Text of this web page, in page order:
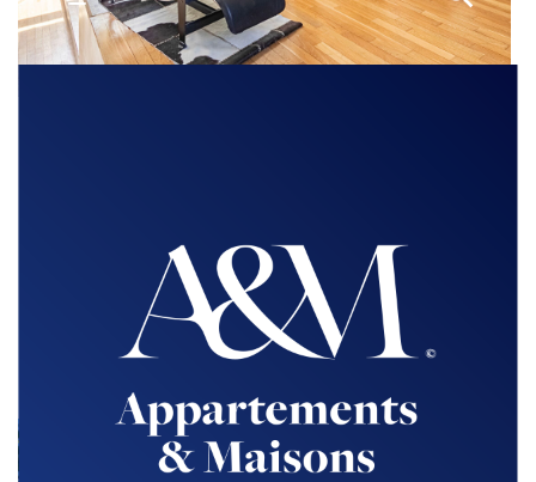
Maison d'architecte 8 pièces avec jardin
200m² - Loyer 4 400 €/mois